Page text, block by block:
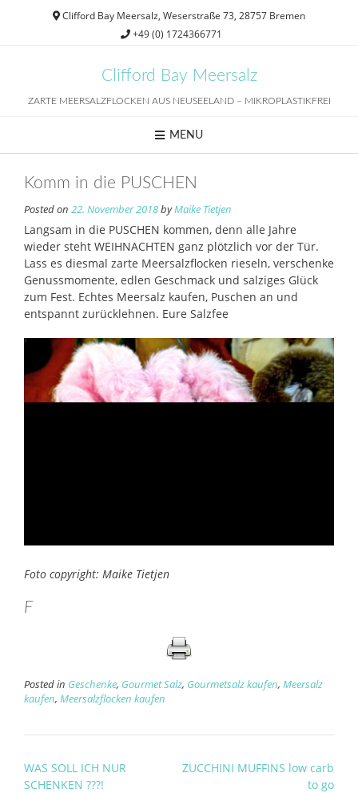
Clifford Bay Meersalz, Weserstraße 73, 28757 Bremen
+49 (0) 1724366771
Clifford Bay Meersalz
ZARTE MEERSALZFLOCKEN AUS NEUSEELAND – MIKROPLASTIKFREI
MENU
Komm in die PUSCHEN
Posted on 22. November 2018byMaike Tietjen
Langsam in die PUSCHEN kommen, denn alle Jahre
wieder steht WEIHNACHTEN ganz plötzlich vor der Tür.
Lass es diesmal zarte Meersalzflocken rieseln, verschenke
Genussmomente, edlen Geschmack und salziges Glück
zum Fest. Echtes Meersalz kaufen, Puschen an und
entspannt zurücklehnen. Eure Salzfee
Foto copyright: Maike Tietjen
F
Posted in Geschenke, Gourmet Salz, Gourmetsalz kaufen, Meersalz
kaufen, Meersalzflocken kaufen
Post
navigation
WAS SOLL ICH NUR
SCHENKEN ???!
ZUCCHINI MUFFINS low carb
to go